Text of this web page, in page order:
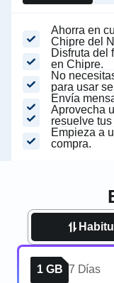
Ahorra en
Chipre del
Disfruta del
en Chipre.
No
para usar
Envía
Aprovecha
resuelve
Empieza a
compra.
1 GB 7 Días